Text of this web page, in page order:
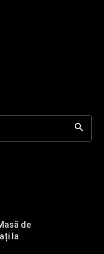
de
la